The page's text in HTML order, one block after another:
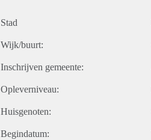
Stad
Wijk/buurt:
Inschrijven gemeente:
Opleverniveau:
Huisgenoten:
Begindatum: